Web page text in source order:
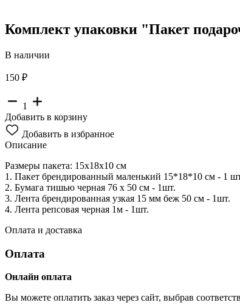
Комплект упаковки "Пакет
В наличии
150 ₽
1
Добавить в корзину
Добавить в избранное
Описание
Размеры пакета: 15х18х10 см
1. Пакет брендированный маленький 15*18*10 см - 1
2. Бумага тишью черная 76 x 50 см - 1шт.
3. Лента брендированная узкая 15 мм беж 50 см - 1шт.
4. Лента репсовая черная 1м - 1шт.
Оплата и доставка
Оплата
Онлайн оплата
Вы можете оплатить заказ через сайт, выбрав